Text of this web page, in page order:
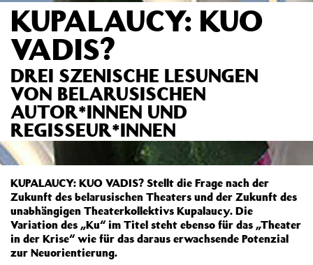
KUPALAUCY: KUO
VADIS?
DREI SZENISCHE LESUNGEN
VON BELARUSISCHEN
AUTOR*INNEN UND
REGISSEUR*INNEN
KUPALAUCY: KUO VADIS? Stellt die Frage nach der
Zukunft des belarusischen Theaters und der Zukunft des
unabhängigen Theaterkollektivs Kupalaucy. Die
Variation des „Ku“ im Titel steht ebenso für das „Theater
in der Krise“ wie für das daraus erwachsende Potenzial
zur Neuorientierung.